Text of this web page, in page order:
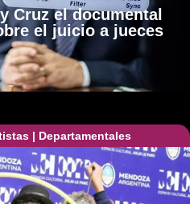
Cruz el documental
el juicio a jueces
| Departamentales